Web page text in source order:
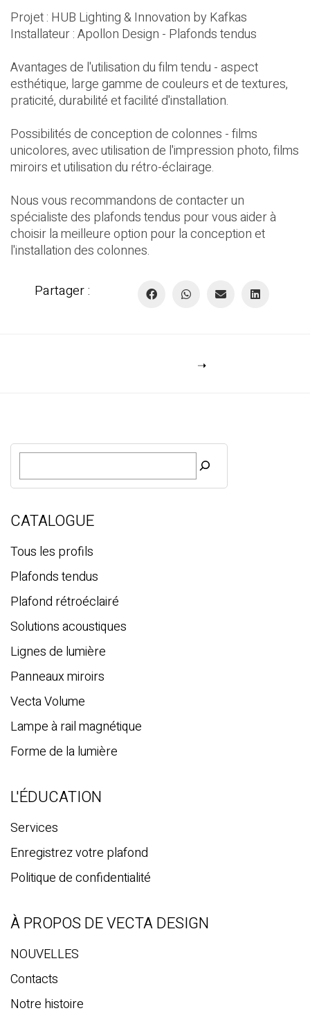
Projet : HUB Lighting & Innovation by Kafkas
Installateur :Apollon Design - Plafonds tendus
Avantages de l'utilisation du film tendu - aspect
esthétique, large gamme de couleurs et de textures,
praticité, durabilité et facilité d'installation.
Possibilités de conception de colonnes - films
unicolores, avec utilisation de l'impression photo, films
miroirs et utilisation du rétro-éclairage.
Nous vous recommandons de contacter un
spécialiste des plafonds tendus pour vous aider à
choisir la meilleure option pour la conception et
l'installation des colonnes.
Partager :
R
c
e
c
h
e
CATALOGUE
Tous les profils
Plafonds tendus
Plafond rétroéclairé
Solutions acoustiques
Lignes de lumière
Panneaux miroirs
Vecta Volume
Lampe à rail magnétique
Forme de la lumière
L'ÉDUCATION
Services
Enregistrez votre plafond
Politique de confidentialité
À PROPOS DE VECTA DESIGN
NOUVELLES
Contacts
Notre histoire